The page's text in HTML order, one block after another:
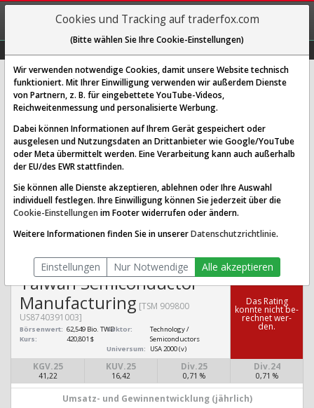
REGIS-
TRIEREN
Taiwan Semiconductor
Manufacturing Aktie: Realtime-
Kurs & Analyse (909800 | TSM)
SCORING SYSTEMS:
Qualitäts-Check Dividenden-Check
Wachstums-Check
geeignet?
Taiwan Semiconductor
Manufacturing [TSM 909800
US8740391003]
Börsenwert: 62,549 Bio. TWD
Kurs:
420,801 $
Sektor:
Technology /
Semiconductors
Universum:
USA 2000 (v)
KGV.25
41,22
KUV.25
16,42
Div.25
0,71 %
Div.24
0,71 %
Das Ra­ting
konn­te nicht be­
rech­net wer­
den.
Umsatz- und Gewinnentwicklung (jährlich)
Cookies und Tracking auf traderfox.com
(Bitte wählen Sie Ihre Cookie-Einstellungen)
Wir verwenden notwendige Cookies, damit unsere Website technisch
funktioniert. Mit Ihrer Einwilligung verwenden wir außerdem Dienste
von Partnern, z. B. für eingebettete YouTube-Videos,
Reichweitenmessung und personalisierte Werbung.
Dabei können Informationen auf Ihrem Gerät gespeichert oder
ausgelesen und Nutzungsdaten an Drittanbieter wie Google/YouTube
oder Meta übermittelt werden. Eine Verarbeitung kann auch außerhalb
der EU/des EWR stattfinden.
Sie können alle Dienste akzeptieren, ablehnen oder Ihre Auswahl
individuell festlegen. Ihre Einwilligung können Sie jederzeit über die
Cookie-Einstellungen im Footer widerrufen oder ändern.
Weitere Informationen finden Sie in unsererDatenschutzrichtlinie.
Einstellungen Nur Notwendige Alle akzeptieren